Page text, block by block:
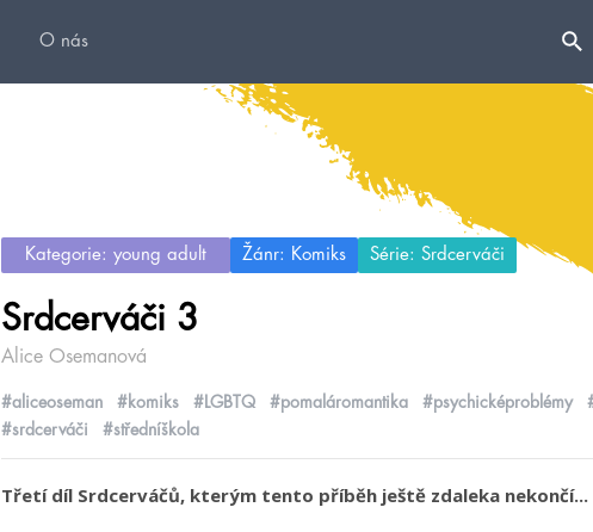
O nás
Kategorie: young adult Žánr: Komiks Série: Srdcerváči
Srdcerváči 3
Alice Osemanová
#aliceoseman #komiks #LGBTQ #pomaláromantika #psychicképroblémy
#srdcerváči
#středníškola
Třetí díl Srdcerváčů, kterým tento příběh ještě zdaleka nekončí...